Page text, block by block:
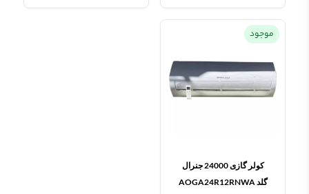
موجود
کولر گازی 24000 جنرال
گلد AOGA24R12RNWA